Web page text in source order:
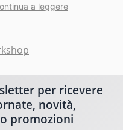
a leggere
per ricevere
novità,
promozioni